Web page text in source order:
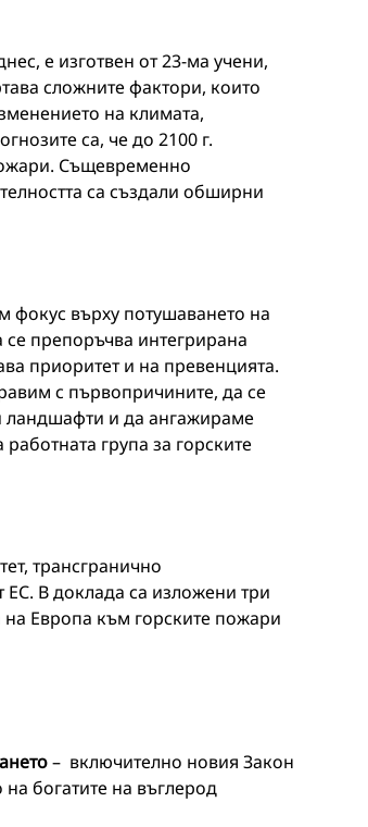
е изготвен от 23-ма учени,
сложните фактори, които
на климата,
са, че до 2100 г.
Същевременно
са създали обширни
фокус върху потушаването на
препоръчва интегрирана
приоритет и на превенцията.
с първопричините, да се
ландшафти и да ангажираме
група за горските
трансгранично
В доклада са изложени три
Европа към горските пожари
– включително новия Закон
богатите на въглерод